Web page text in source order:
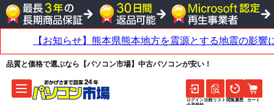
品質と価格で選ぶなら【パソコン市場】中古パソコンが安い！
ログイン 比較リスト 閲覧履歴 カート